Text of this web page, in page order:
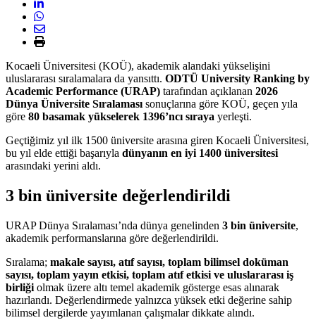
Kocaeli Üniversitesi (KOÜ), akademik alandaki yükselişini
uluslararası sıralamalara da yansıttı. ODTÜ University Ranking by
Academic Performance (URAP) tarafından açıklanan 2026
Dünya Üniversite Sıralaması sonuçlarına göre KOÜ, geçen yıla
göre 80 basamak yükselerek 1396’ncı sıraya yerleşti.
Geçtiğimiz yıl ilk 1500 üniversite arasına giren Kocaeli Üniversitesi,
bu yıl elde ettiği başarıyla dünyanın en iyi 1400 üniversitesi
arasındaki yerini aldı.
3 bin üniversite değerlendirildi
URAP Dünya Sıralaması’nda dünya genelinden 3 bin üniversite,
akademik performanslarına göre değerlendirildi.
Sıralama; makale sayısı, atıf sayısı, toplam bilimsel doküman
sayısı, toplam yayın etkisi, toplam atıf etkisi ve uluslararası iş
birliği olmak üzere altı temel akademik gösterge esas alınarak
hazırlandı. Değerlendirmede yalnızca yüksek etki değerine sahip
bilimsel dergilerde yayımlanan çalışmalar dikkate alındı.